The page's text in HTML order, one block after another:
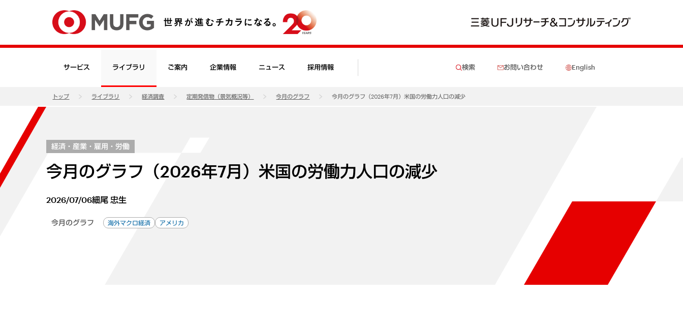
サービス ライブラリ ご案内 企業情報 ニュース 採用情報 検索 お問い合わせ English
トップ ライブラリ 経済調査 定期発信物（景気概況等） 今月のグラフ 今月のグラフ（2026年7月）米国の労働力人口の減少
経済・産業・雇用・労働
今月のグラフ（2026年7月）米国の労働力人口の減少
2026/07/06細尾 忠生
今月のグラフ 海外マクロ経済 アメリカ